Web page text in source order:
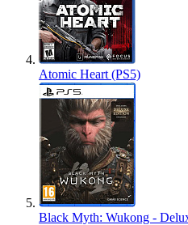
Atomic Heart (PS5)
Black Myth: Wukong -